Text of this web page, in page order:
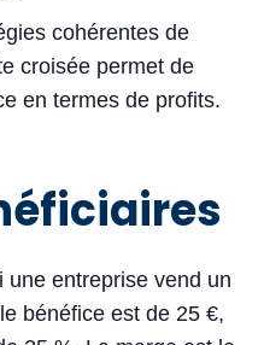
cohérentes de
croisée permet de
en termes de profits.
une entreprise vend un
bénéfice est de 25 €,